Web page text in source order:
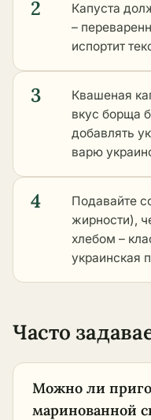
2
Капуста
–
испортит
3
Квашеная
вкус борща
добавлять
варю
4
Подавайте
жирности),
хлебом –
украинская
Часто
Можно ли
маринованной